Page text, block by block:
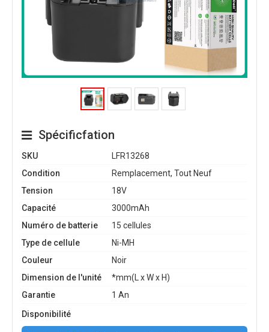
Spécificfation
SKU
LFR13268
Condition
Remplacement, Tout Neuf
Tension
18V
Capacité
3000mAh
Numéro de batterie
15 cellules
Type de cellule
Ni-MH
Couleur
Noir
Dimension de l'unité
*mm(L x W x H)
Garantie
1 An
Disponibilité